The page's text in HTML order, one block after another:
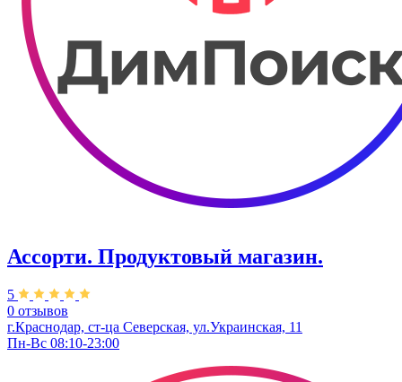
Ассорти. Продуктовый магазин.
5
0 отзывов
г.Краснодар, ст-ца Северская, ул.Украинская, 11
Пн-Вс 08:10-23:00